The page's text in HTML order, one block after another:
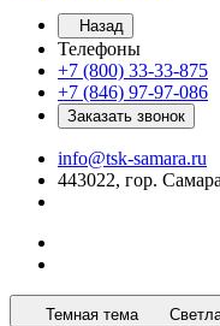
Назад
Телефоны
+7 (800) 33-33-875
+7 (846) 97-97-086
Заказать звонок
info@tsk-samara.ru
443022, гор.
Темная тема